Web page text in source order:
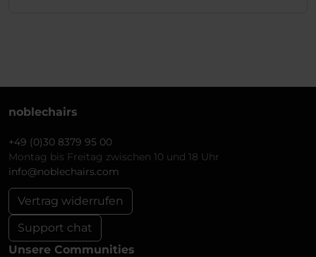
noblechairs
+49 (0)30 8379 95 00
Montag bis Freitag zwischen 10 und 18 Uhr
info@noblechairs.com
Vertrag widerrufen
Support chat
Unsere Communities